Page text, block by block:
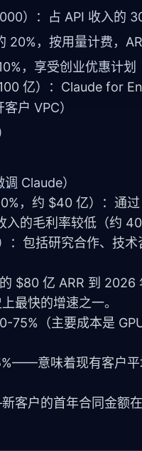
）：占 API 收入的
20%，按用量计费，
，享受创业优惠计划
亿）：Claude for
户 VPC）
调 Claude）
，约 $40 亿）：通
的毛利率较低（约
包括研究合作、技术
$80 亿 ARR 到
最快的增速之一。
75%（主要成本是
意味着现有客户
户的首年合同金额